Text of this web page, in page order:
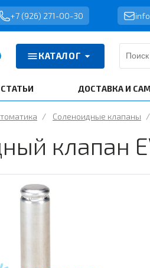
+7 (926) 271-00-30
КАТАЛОГ
СТАТЬИ ДОСТАВКА И
/ Соленоидные клапаны /
клапан